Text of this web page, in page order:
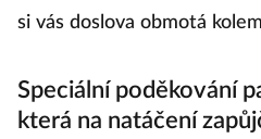
minimalistickým nápisem. A
Speciální poděkování